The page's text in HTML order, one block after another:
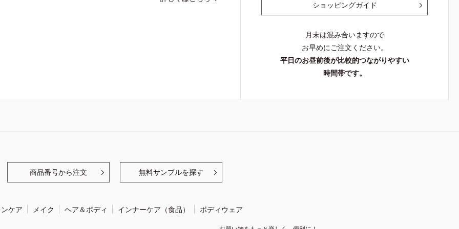
ショッピングガイド
月末は混み合いますので
お早めにご注文ください。
平日のお昼前後が比較的つながりやすい
時間帯です。
商品番号から注文 無料サンプルを探す
ケア メイク ヘア＆ボディ インナーケア（食品） ボディウェア